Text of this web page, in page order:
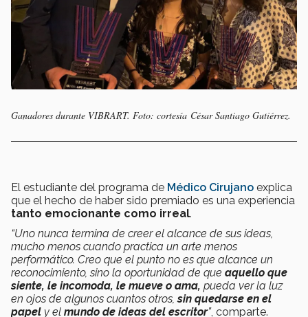
Ganadores durante VIBRART. Foto: cortesía César Santiago Gutiérrez.
El estudiante del programa de Médico Cirujano explica
que el hecho de haber sido premiado es una experiencia
tanto emocionante como irreal.
“Uno nunca termina de creer el alcance de sus ideas,
mucho menos cuando practica un arte menos
performático. Creo que el punto no es que alcance un
reconocimiento, sino la oportunidad de que aquello que
siente, le incomoda, le mueve o ama, pueda ver la luz
en ojos de algunos cuantos otros,sin quedarse en el
papel y el mundo de ideas del escritor”, comparte.